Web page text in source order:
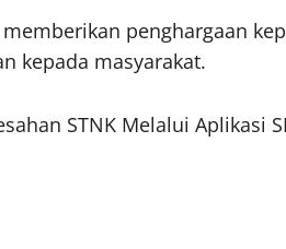
penghargaan
kepada masyarakat.
STNK Melalui Aplikasi